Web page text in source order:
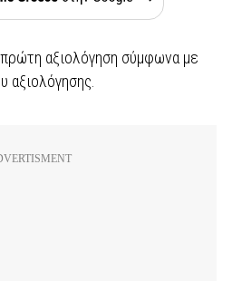
αξιολόγηση σύμφωνα με
αξιολόγησης.